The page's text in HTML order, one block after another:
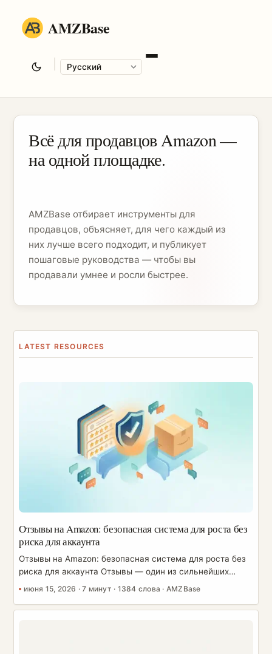
AMZBase
Всё для продавцов Amazon —
на одной площадке.
AMZBase отбирает инструменты для
продавцов, объясняет, для чего каждый из
них лучше всего подходит, и публикует
пошаговые руководства — чтобы вы
продавали умнее и росли быстрее.
Отзывы на Amazon: безопасная система для роста без
риска для аккаунта
Отзывы на Amazon: безопасная система для роста без
риска для аккаунта Отзывы — один из сильнейших
рычагов конверсии на Amazon и один из самых быстрых
углы. Цель — не «больше отзывов любой ценой». Цель
июня 15, 2026 ·7 минут · 1384 слова · AMZBase